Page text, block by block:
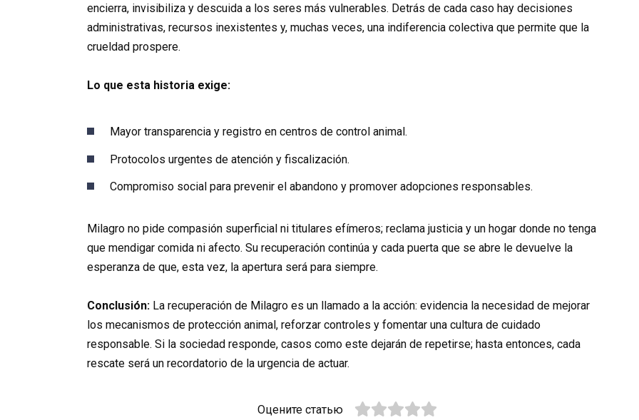
encierra, invisibiliza y descuida a los seres más vulnerables. Detrás de cada caso hay decisiones
administrativas, recursos inexistentes y, muchas veces, una indiferencia colectiva que permite que la
crueldad prospere.
Lo que esta historia exige:
Mayor transparencia y registro en centros de control animal.
Protocolos urgentes de atención y fiscalización.
Compromiso social para prevenir el abandono y promover adopciones responsables.
Milagro no pide compasión superficial ni titulares efímeros; reclama justicia y un hogar donde no tenga
que mendigar comida ni afecto. Su recuperación continúa y cada puerta que se abre le devuelve la
esperanza de que, esta vez, la apertura será para siempre.
Conclusión: La recuperación de Milagro es un llamado a la acción: evidencia la necesidad de mejorar
los mecanismos de protección animal, reforzar controles y fomentar una cultura de cuidado
responsable. Si la sociedad responde, casos como este dejarán de repetirse; hasta entonces, cada
rescate será un recordatorio de la urgencia de actuar.
Оцените статью